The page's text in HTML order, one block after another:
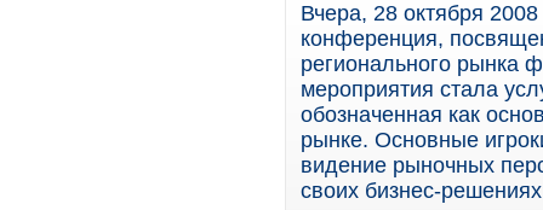
Вчера, 28 октября
конференция,
регионального рынка
мероприятия стала
обозначенная как
рынке. Основные
видение рыночных
своих бизнес-